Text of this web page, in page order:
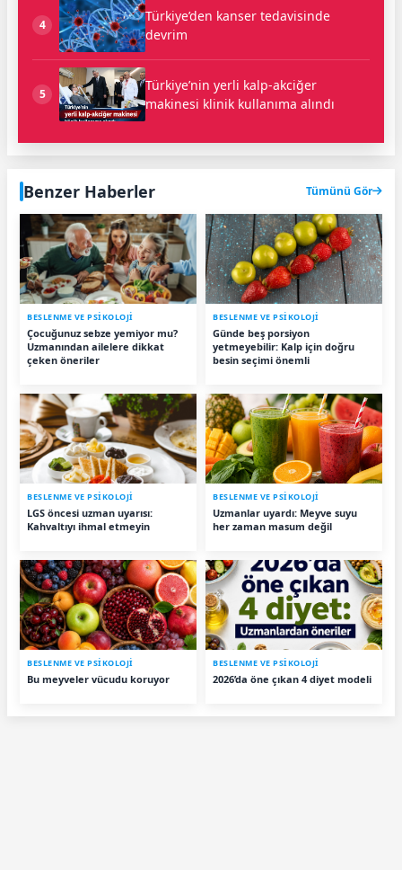
4
Türkiye’den kanser tedavisinde
devrim
5
Türkiye’nin yerli kalp-akciğer
makinesi klinik kullanıma alındı
Benzer Haberler Tümünü Gör
BESLENME VE PSİKOLOJİ
Çocuğunuz sebze yemiyor mu?
Uzmanından ailelere dikkat
çeken öneriler
BESLENME VE PSİKOLOJİ
Günde beş porsiyon
yetmeyebilir: Kalp için doğru
besin seçimi önemli
BESLENME VE PSİKOLOJİ
LGS öncesi uzman uyarısı:
Kahvaltıyı ihmal etmeyin
BESLENME VE PSİKOLOJİ
Uzmanlar uyardı: Meyve suyu
her zaman masum değil
BESLENME VE PSİKOLOJİ
Bu meyveler vücudu koruyor
BESLENME VE PSİKOLOJİ
2026’da öne çıkan 4 diyet modeli